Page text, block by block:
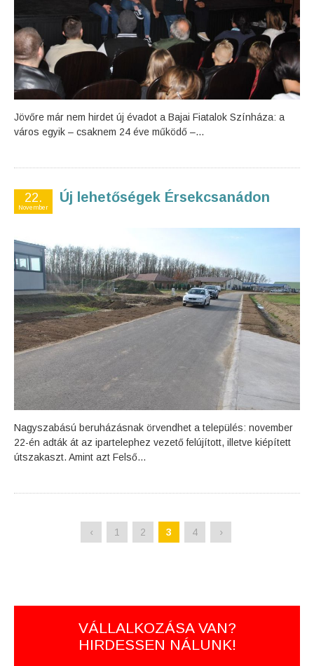
Jövőre már nem hirdet új évadot a Bajai Fiatalok Színháza: a
város egyik – csaknem 24 éve működő –...
22.
November
Új lehetőségek Érsekcsanádon
Nagyszabású beruházásnak örvendhet a település: november
22-én adták át az ipartelephez vezető felújított, illetve kiépített
útszakaszt. Amint azt Felső...
‹ 1 2 3 4 ›
VÁLLALKOZÁSA VAN?
HIRDESSEN NÁLUNK!